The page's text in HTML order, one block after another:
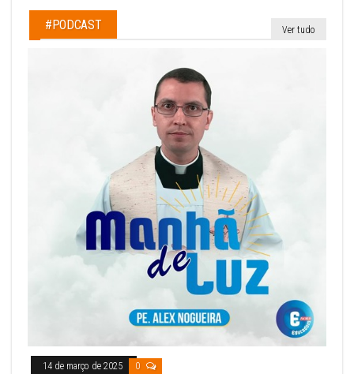
#PODCAST Ver tudo
14 de março de 2025 0